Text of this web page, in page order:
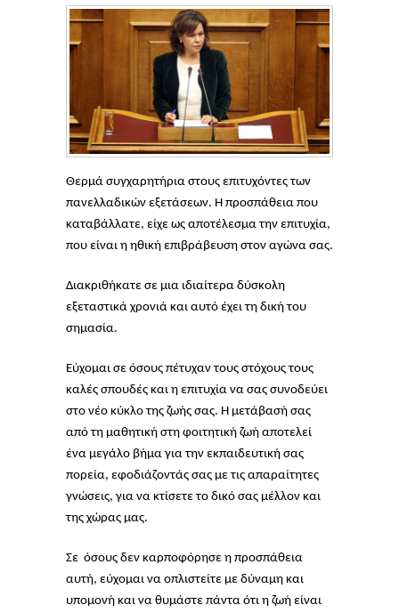
Θερμά συγχαρητήρια στους επιτυχόντες των
πανελλαδικών εξετάσεων. Η προσπάθεια που
καταβάλλατε, είχε ως αποτέλεσμα την επιτυχία,
που είναι η ηθική επιβράβευση στον αγώνα σας.
Διακριθήκατε σε μια ιδιαίτερα δύσκολη
εξεταστικά χρονιά και αυτό έχει τη δική του
σημασία.
Εύχομαι σε όσους πέτυχαν τους στόχους τους
καλές σπουδές και η επιτυχία να σας συνοδεύει
στο νέο κύκλο της ζωής σας. Η μετάβασή σας
από τη μαθητική στη φοιτητική ζωή αποτελεί
ένα μεγάλο βήμα για την εκπαιδευτική σας
πορεία, εφοδιάζοντάς σας με τις απαραίτητες
γνώσεις, για να κτίσετε το δικό σας μέλλον και
της χώρας μας.
Σε όσους δεν καρποφόρησε η προσπάθεια
αυτή, εύχομαι να οπλιστείτε με δύναμη και
υπομονή και να θυμάστε πάντα ότι η ζωή είναι